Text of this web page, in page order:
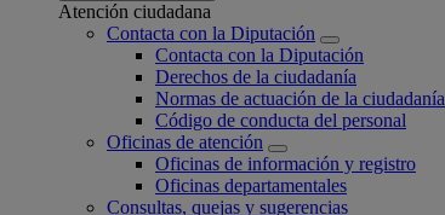
Atención ciudadana
Contacta con la Diputación
Contacta con la Diputación
Derechos de la ciudadanía
Normas de actuación de la ciudadanía
Código de conducta del personal
Oficinas de atención
Oficinas de información y registro
Oficinas departamentales
Consultas, quejas y sugerencias